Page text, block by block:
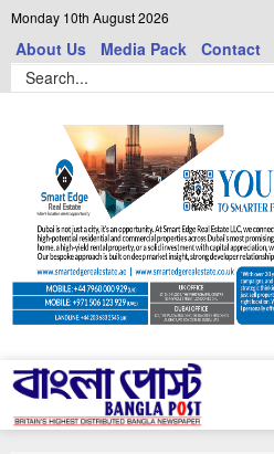
Monday 10th August 2026
About Us Media Pack Contact